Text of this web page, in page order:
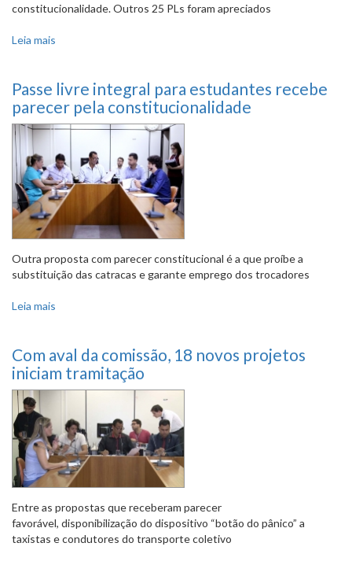
constitucionalidade. Outros 25 PLs foram apreciados
Leia mais
Passe livre integral para estudantes recebe
parecer pela constitucionalidade
Outra proposta com parecer constitucional é a que proíbe a
substituição das catracas e garante emprego dos trocadores
Leia mais
Com aval da comissão, 18 novos projetos
iniciam tramitação
Entre as propostas que receberam parecer
favorável, disponibilização do dispositivo “botão do pânico” a
taxistas e condutores do transporte coletivo